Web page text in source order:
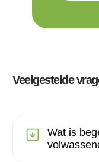
Veelgestelde
Wat is